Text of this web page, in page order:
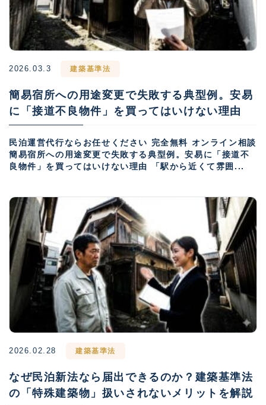
2026.03.3 建築基準法
簡易宿所への用途変更で失敗する典型例。安易
に「接道不良物件」を買ってはいけない理由
民泊運営代行ならお任せください 完全無料 オンライン相談
簡易宿所への用途変更で失敗する典型例。安易に「接道不
良物件」を買ってはいけない理由 「駅から近くて雰囲...
2026.02.28 建築基準法
なぜ民泊新法なら届出できるのか？建築基準法
の「特殊建築物」扱いされないメリットを解説